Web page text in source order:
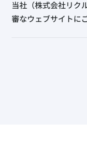
当社（株式会社リク
審なウェブサイトに